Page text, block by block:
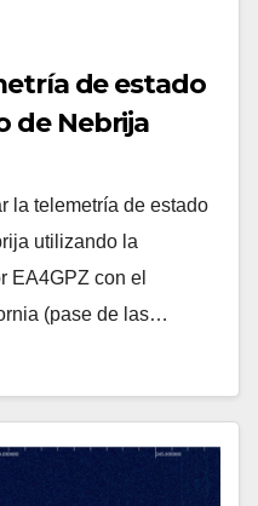
de estado
de Nebrija
la telemetría de estado
utilizando la
EA4GPZ con el
(pase de las…